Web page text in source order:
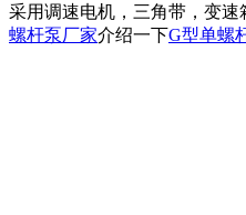
采用调速电机，三角带，变速
螺杆泵厂家介绍一下G型单螺